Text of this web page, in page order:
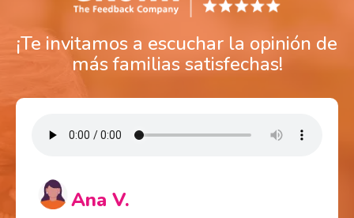
¡Te invitamos a escuchar la opinión de
más familias satisfechas!
Ana V.